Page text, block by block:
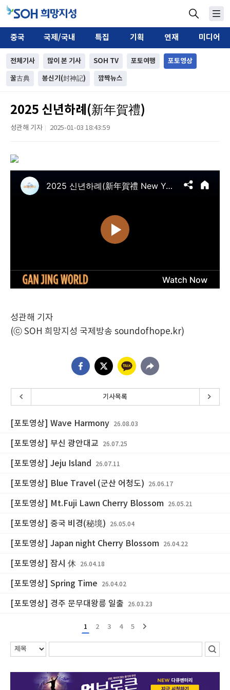
중국 국제/국내 특집 기획 연재 미디어
전체기사 많이 본 기사 SOH TV 포토여행 포토영상
꿀古典 봉신기(封神記) 깜짝뉴스
2025 신년하례(新年賀禮)
성관해 기자 2025-01-03 18:43:59
성관해 기자
(ⓒ SOH 희망지성 국제방송 soundofhope.kr)
기사목록
[포토영상] Wave Harmony 26.08.03
[포토영상] 부신 광안대교 26.07.25
[포토영상] Jeju Island 26.07.11
[포토영상] Blue Travel (군산 어청도) 26.06.17
[포토영상] Mt.Fuji Lawn Cherry Blossom 26.05.21
[포토영상] 중국 비경(秘境) 26.05.04
[포토영상] Japan night Cherry Blossom 26.04.22
[포토영상] 잠시 休 26.04.18
[포토영상] Spring Time 26.04.02
[포토영상] 경주 문무대왕릉 일출 26.03.23
1 2 3 4 5